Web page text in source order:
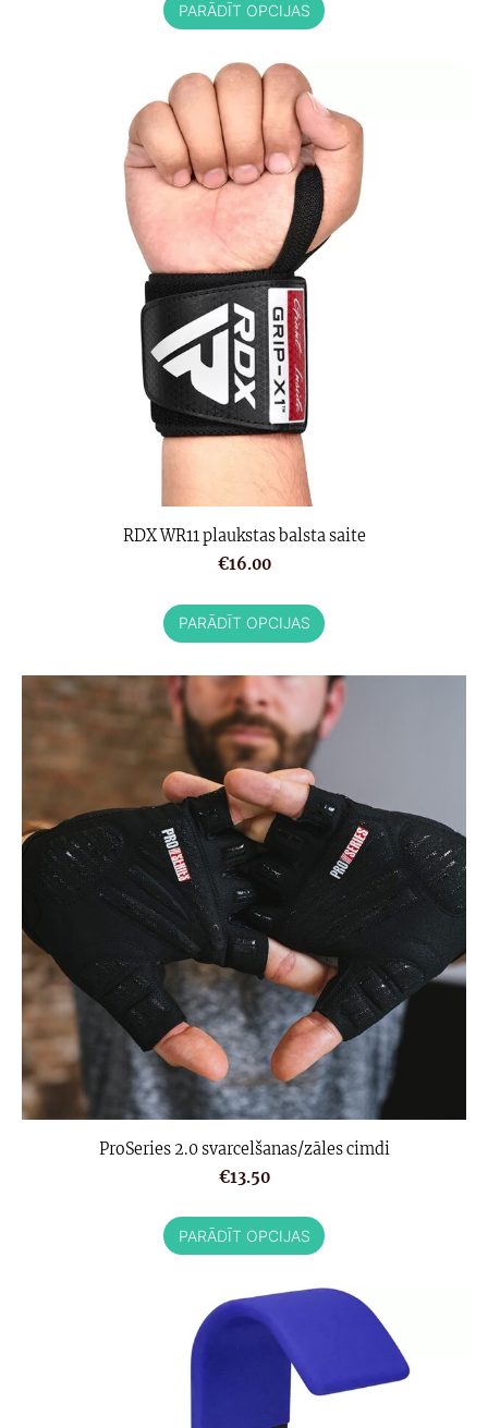
PARĀDĪT OPCIJAS
RDX WR11 plaukstas balsta saite
€16.00
PARĀDĪT OPCIJAS
ProSeries 2.0 svarcelšanas/zāles cimdi
€13.50
PARĀDĪT OPCIJAS